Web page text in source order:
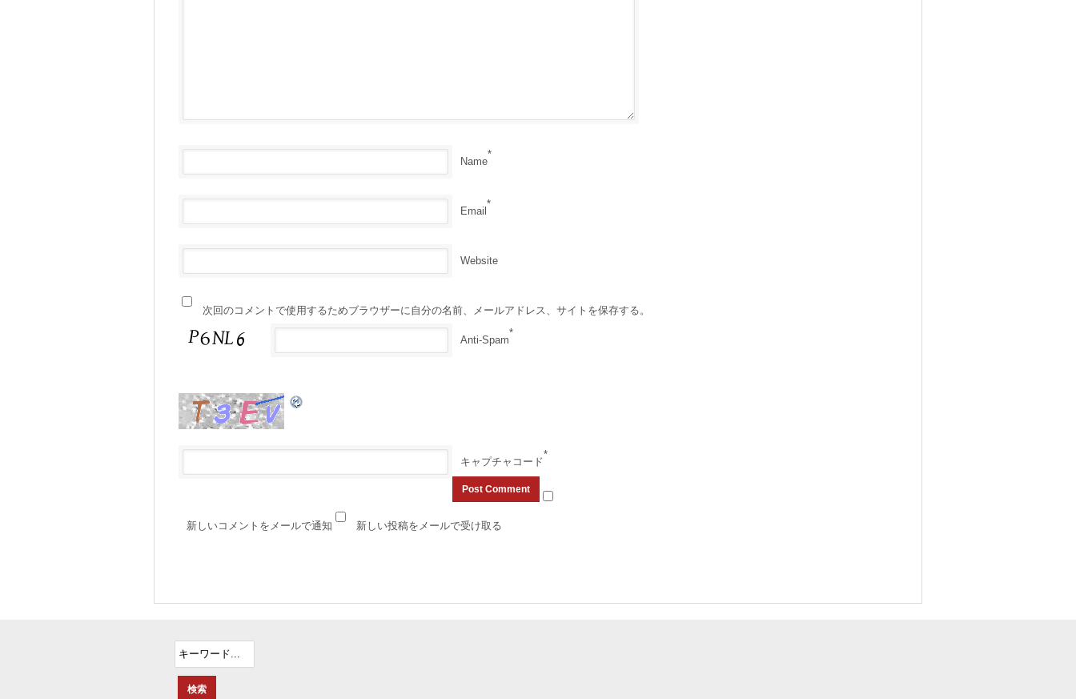
Name
*
Email
*
Website
次回のコメントで使用するためブラウザーに自分の名前、メールアドレス、サイトを保存する。
Anti-Spam
*
キャプチャコード
*
新しいコメントをメールで通知 新しい投稿をメールで受け取る